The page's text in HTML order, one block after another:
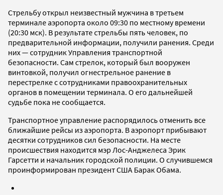
Стрельбу открыл неизвестный мужчина в третьем
терминале аэропорта около 09:30 по местному времени
(20:30 мск). В результате стрельбы пять человек, по
предварительной информации, получили ранения. Среди
них — сотрудник Управления транспортной
безопасности. Сам стрелок, который был вооружен
винтовкой, получил огнестрельное ранение в
перестрелке с сотрудниками правоохранительных
органов в помещении терминала. О его дальнейшей
судьбе пока не сообщается.
Транспортное управление распорядилось отменить все
ближайшие рейсы из аэропорта. В аэропорт прибывают
десятки сотрудников сил безопасности. На месте
происшествия находится мэр Лос-Анджелеса Эрик
Гарсетти и начальник городской полиции. О случившемся
проинформирован президент США Барак Обама.